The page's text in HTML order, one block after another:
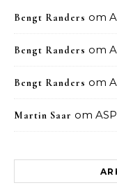
Bengt Randers om
Bengt Randers om
Bengt Randers om
Martin Saar om